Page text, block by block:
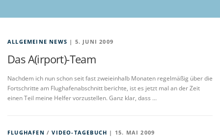
ALLGEMEINE NEWS | 5. JUNI 2009
Das A(irport)-Team
Nachdem ich nun schon seit fast zweieinhalb Monaten regelmäßig über die
Fortschritte am Flughafenabschnitt berichte, ist es jetzt mal an der Zeit
einen Teil meine Helfer vorzustellen. Ganz klar, dass …
FLUGHAFEN /VIDEO-TAGEBUCH | 15. MAI 2009